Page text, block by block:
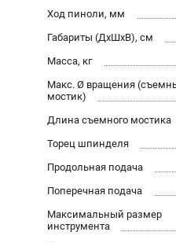
Ход пиноли, мм
Габариты (ДхШхВ), см
Масса, кг
Макс. Ø вращения
мостик)
Длина съемного мостика
Торец шпинделя
Продольная подача
Поперечная подача
Максимальный размер
инструмента